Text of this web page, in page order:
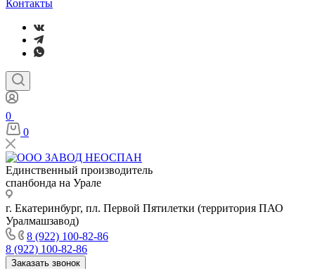
Контакты
0
0
Единственный производитель
спанбонда на Урале
г. Екатеринбург, пл. Первой Пятилетки (территория ПАО
Уралмашзавод)
8 (922) 100-82-86
8 (922) 100-82-86
Заказать звонок